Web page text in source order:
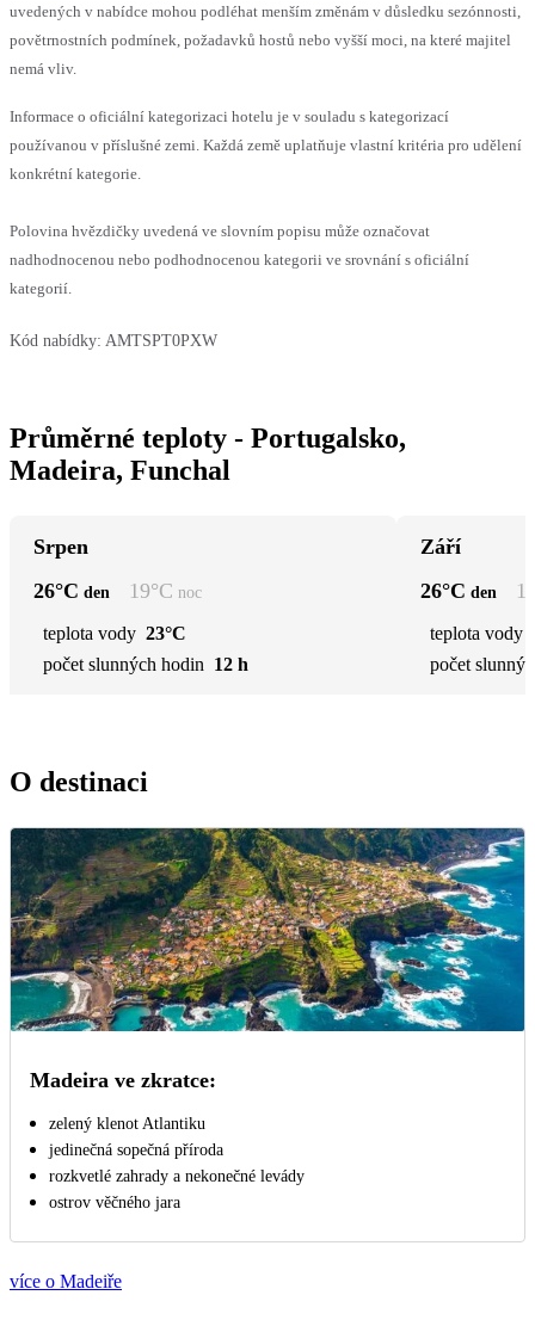
uvedených v nabídce mohou podléhat menším změnám v důsledku sezónnosti,
povětrnostních podmínek, požadavků hostů nebo vyšší moci, na které majitel
nemá vliv.
Informace o oficiální kategorizaci hotelu je v souladu s kategorizací
používanou v příslušné zemi. Každá země uplatňuje vlastní kritéria pro udělení
konkrétní kategorie.
Polovina hvězdičky uvedená ve slovním popisu může označovat
nadhodnocenou nebo podhodnocenou kategorii ve srovnání s oficiální
kategorií.
Kód nabídky: AMTSPT0PXW
Průměrné teploty - Portugalsko,
Madeira, Funchal
Srpen
26°C den 19°C noc
teplota vody 23°C
počet slunných hodin 12 h
Září
26°C den
teplota vody
počet
O destinaci
Madeira ve zkratce:
zelený klenot Atlantiku
jedinečná sopečná příroda
rozkvetlé zahrady a nekonečné levády
ostrov věčného jara
více o Madeiře